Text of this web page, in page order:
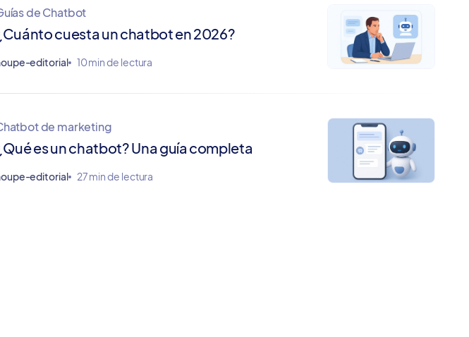
de Chatbot
cuesta un chatbot en 2026?
editorial 10 min de lectura
de marketing
es un chatbot? Una guía completa
editorial 27 min de lectura